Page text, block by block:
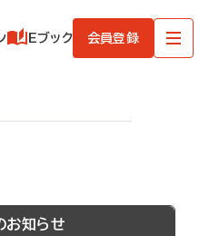
Eブック 会員登録
お知らせ